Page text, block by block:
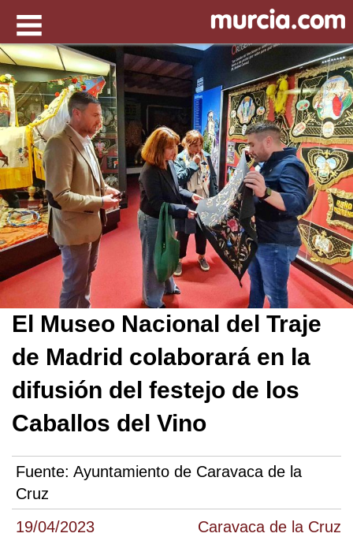
19/04/2023 Caravaca de la Cruz
El Museo Nacional del Traje
de Madrid colaborará en la
difusión del festejo de los
Caballos del Vino
Fuente: Ayuntamiento de Caravaca de la
Cruz